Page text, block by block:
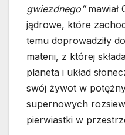
gwiezdnego” mawiał
jądrowe, które
temu doprowadziły
materii, z której
planeta i układ
swój żywot w
supernowych
pierwiastki w